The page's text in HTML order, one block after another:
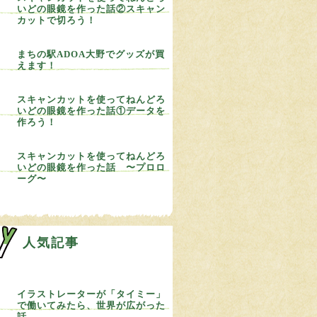
いどの眼鏡を作った話②スキャン
カットで切ろう！
まちの駅ADOA大野でグッズが買
えます！
スキャンカットを使ってねんどろ
いどの眼鏡を作った話①データを
作ろう！
スキャンカットを使ってねんどろ
いどの眼鏡を作った話 〜プロロ
ーグ〜
人気記事
イラストレーターが「タイミー」
で働いてみたら、世界が広がった